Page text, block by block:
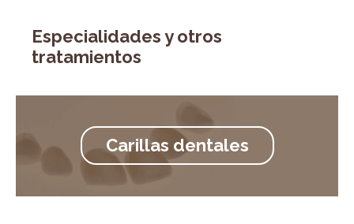
Especialidades y otros
tratamientos
Carillas dentales